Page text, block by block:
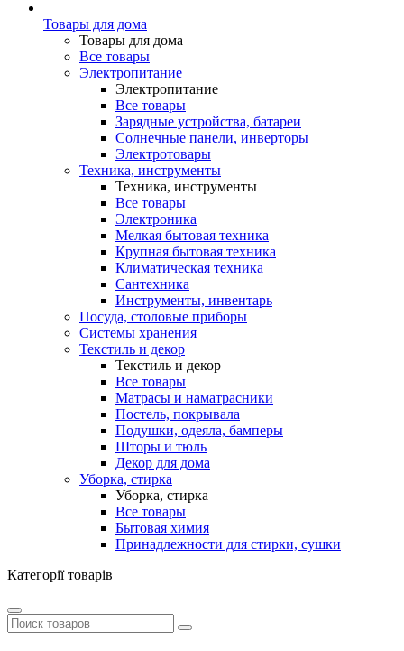
Товары для дома
Товары для дома
Все товары
Электропитание
Электропитание
Все товары
Зарядные устройства, батареи
Солнечные панели, инверторы
Электротовары
Техника, инструменты
Техника, инструменты
Все товары
Электроника
Мелкая бытовая техника
Крупная бытовая техника
Климатическая техника
Сантехника
Инструменты, инвентарь
Посуда, столовые приборы
Системы хранения
Текстиль и декор
Текстиль и декор
Все товары
Матрасы и наматрасники
Постель, покрывала
Подушки, одеяла, бамперы
Шторы и тюль
Декор для дома
Уборка, стирка
Уборка, стирка
Все товары
Бытовая химия
Принадлежности для стирки, сушки
Категорії товарів